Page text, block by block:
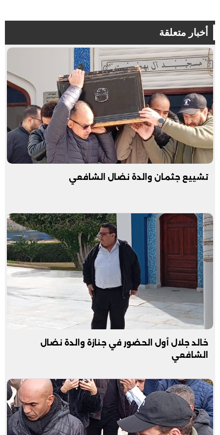
أخبار متعلقة
تشييع جثمان والدة نضال الشافعي
خالد جلال أول الحضور في جنازة والدة نضال
الشافعي